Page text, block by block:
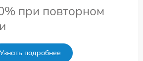
при повторном
Узнать подробнее